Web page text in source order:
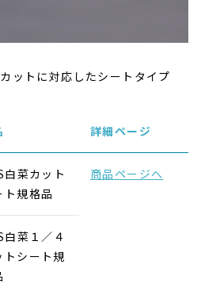
ットに対応したシートタイプ
詳細ページ
白菜カット
ト規格品
商品ページへ
白菜１／４
トシート規